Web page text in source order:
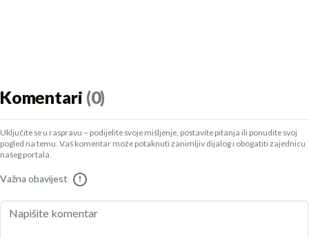
Komentari (0)
Uključite se u raspravu – podijelite svoje mišljenje, postavite pitanja ili ponudite svoj
pogled na temu. Vaš komentar može potaknuti zanimljiv dijalog i obogatiti zajednicu
našeg portala.
Važna obavijest !